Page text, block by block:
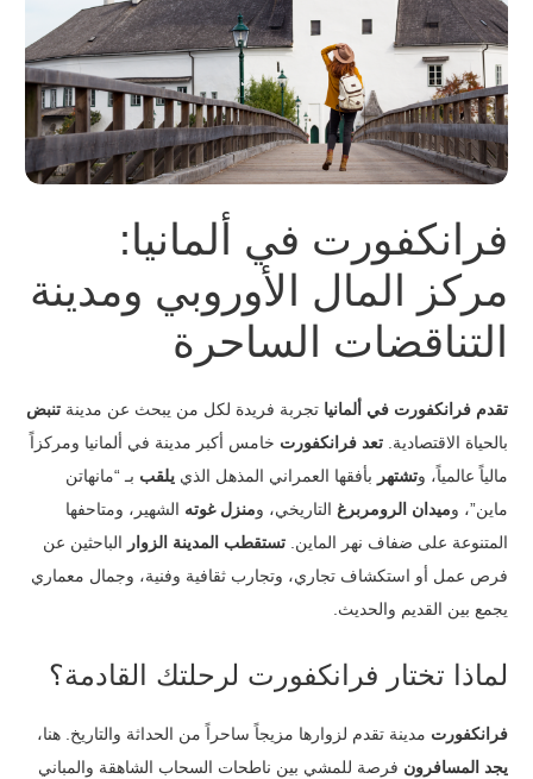
فرانكفورت في ألمانيا:
مركز المال الأوروبي ومدينة
التناقضات الساحرة
تقدم فرانكفورت في ألمانيا تجربة فريدة لكل من يبحث عن مدينة تنبض
بالحياة الاقتصادية. تعد فرانكفورت خامس أكبر مدينة في ألمانيا ومركزاً
مالياً عالمياً، وتشتهر بأفقها العمراني المذهل الذي يلقب بـ “مانهاتن
ماين”، وميدان الرومربرغ التاريخي، ومنزل غوته الشهير، ومتاحفها
المتنوعة على ضفاف نهر الماين. تستقطب المدينة الزوار الباحثين عن
فرص عمل أو استكشاف تجاري، وتجارب ثقافية وفنية، وجمال معماري
يجمع بين القديم والحديث.
لماذا تختار فرانكفورت لرحلتك القادمة؟
فرانكفورت مدينة تقدم لزوارها مزيجاً ساحراً من الحداثة والتاريخ. هنا،
يجد المسافرون فرصة للمشي بين ناطحات السحاب الشاهقة والمباني